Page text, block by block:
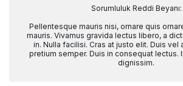
Sorumluluk Reddi Beyanı:
Pellentesque mauris nisi, ornare quis
mauris. Vivamus gravida lectus libero, a
in. Nulla facilisi. Cras at justo elit. Duis vel
pretium semper. Duis in consequat lectus.
dignissim.